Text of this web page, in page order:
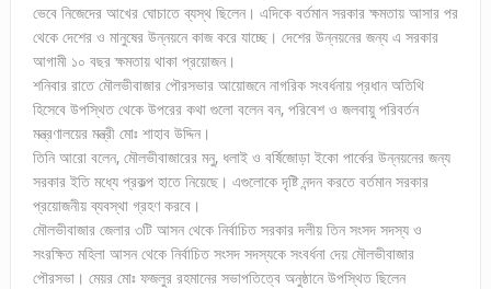
ভেবে নিজেদের আখের ঘোচাতে ব্যস্থ ছিলেন। এদিকে বর্তমান সরকার ক্ষমতায় আসার পর
থেকে দেশের ও মানুষের উন্নয়নে কাজ করে যাচ্ছে। দেশের উন্নয়নের জন্য এ সরকার
আগামী ১০ বছর ক্ষমতায় থাকা প্রয়োজন।
শনিবার রাতে মৌলভীবাজার পৌরসভার আয়োজনে নাগরিক সংবর্ধনায় প্রধান অতিথি
হিসেবে উপস্থিত থেকে উপরের কথা গুলো বলেন বন, পরিবেশ ও জলবায়ু পরিবর্তন
মন্ত্রণালয়ের মন্ত্রী মোঃ শাহাব উদ্দিন।
তিনি আরো বলেন, মৌলভীবাজারের মনু, ধলাই ও বর্ষিজোড়া ইকো পার্কের উন্নয়নের জন্য
সরকার ইতি মধ্যে প্রকল্প হাতে নিয়েছে। এগুলোকে দৃষ্টি নন্দন করতে বর্তমান সরকার
প্রয়োজনীয় ব্যবস্থা গ্রহণ করবে।
মৌলভীবাজার জেলার ৩টি আসন থেকে নির্বাচিত সরকার দলীয় তিন সংসদ সদস্য ও
সংরক্ষিত মহিলা আসন থেকে নির্বাচিত সংসদ সদস্যকে সংবর্ধনা দেয় মৌলভীবাজার
পৌরসভা। মেয়র মোঃ ফজলুর রহমানের সভাপতিত্বে অনুষ্ঠানে উপস্থিত ছিলেন